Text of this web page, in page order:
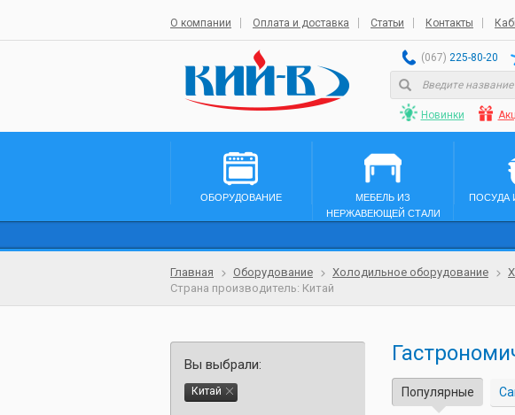
О компании Оплата и доставка Статьи Контакты
(067) 225-80-20
Новинки
ОБОРУДОВАНИЕ
МЕБЕЛЬ ИЗ
НЕРЖАВЕЮЩЕЙ СТАЛИ
ПОСУДА
Главная Оборудование Холодильное оборудование
Страна производитель: Китай
Популярные
Вы выбрали:
Китай